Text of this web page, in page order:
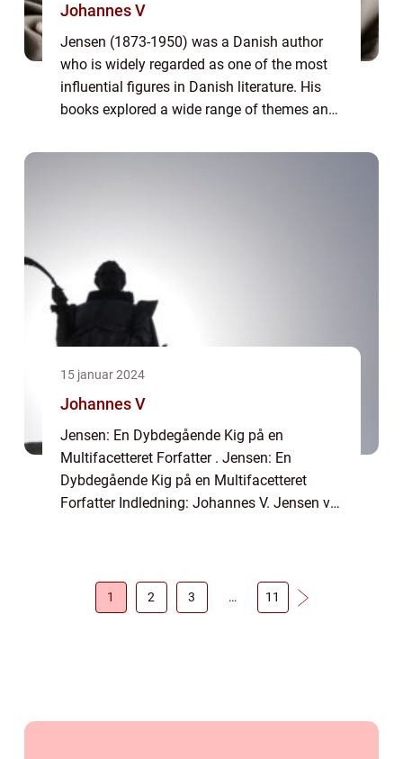
Johannes V
Jensen (1873-1950) was a Danish author
who is widely regarded as one of the most
influential figures in Danish literature. His
books explored a wide range of themes and
naturalism, and philosophical works. This
15 januar 2024
Johannes V
Jensen: En Dybdegående Kig på en
Multifacetteret Forfatter . Jensen: En
Dybdegående Kig på en Multifacetteret
Forfatter Indledning: Johannes V. Jensen var
1 2 3 … 11